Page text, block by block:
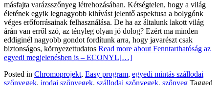
másfajta varázsszőnyeg létrehozásában. Kétségtelen, hogy a világ
életének egyik legnagyobb kihívást jelentő aspektusa a bolygónk
véges erőforrásainak felhasználása. De ha az általunk lakott világ
árán van erről szó, az tényleg olyan jó dolog? Ezért ma minden
eddiginél nagyobb gondot fordítunk arra, hogy javarészt csak
biztonságos, környezettudatos Read more about Fenntarthatóság az
egyedi megjelenésben is – ECONYL[…]
Posted in Chromoprojekt, Easy program, egyedi mintás szállodai
szőnyegek, irodai szőnyegek, szállodai szőnyegek, szőnyeg Tagged